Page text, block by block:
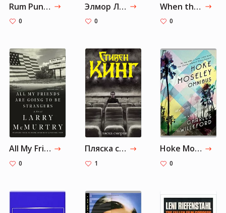
Rum Punch
0
Элмор Леонард (комплект из 7 книг)
0
When the lights go down
0
All My Friends Are Going to Be Strangers
0
Пляска смерти
1
Hoke Moseley Omnibus
0